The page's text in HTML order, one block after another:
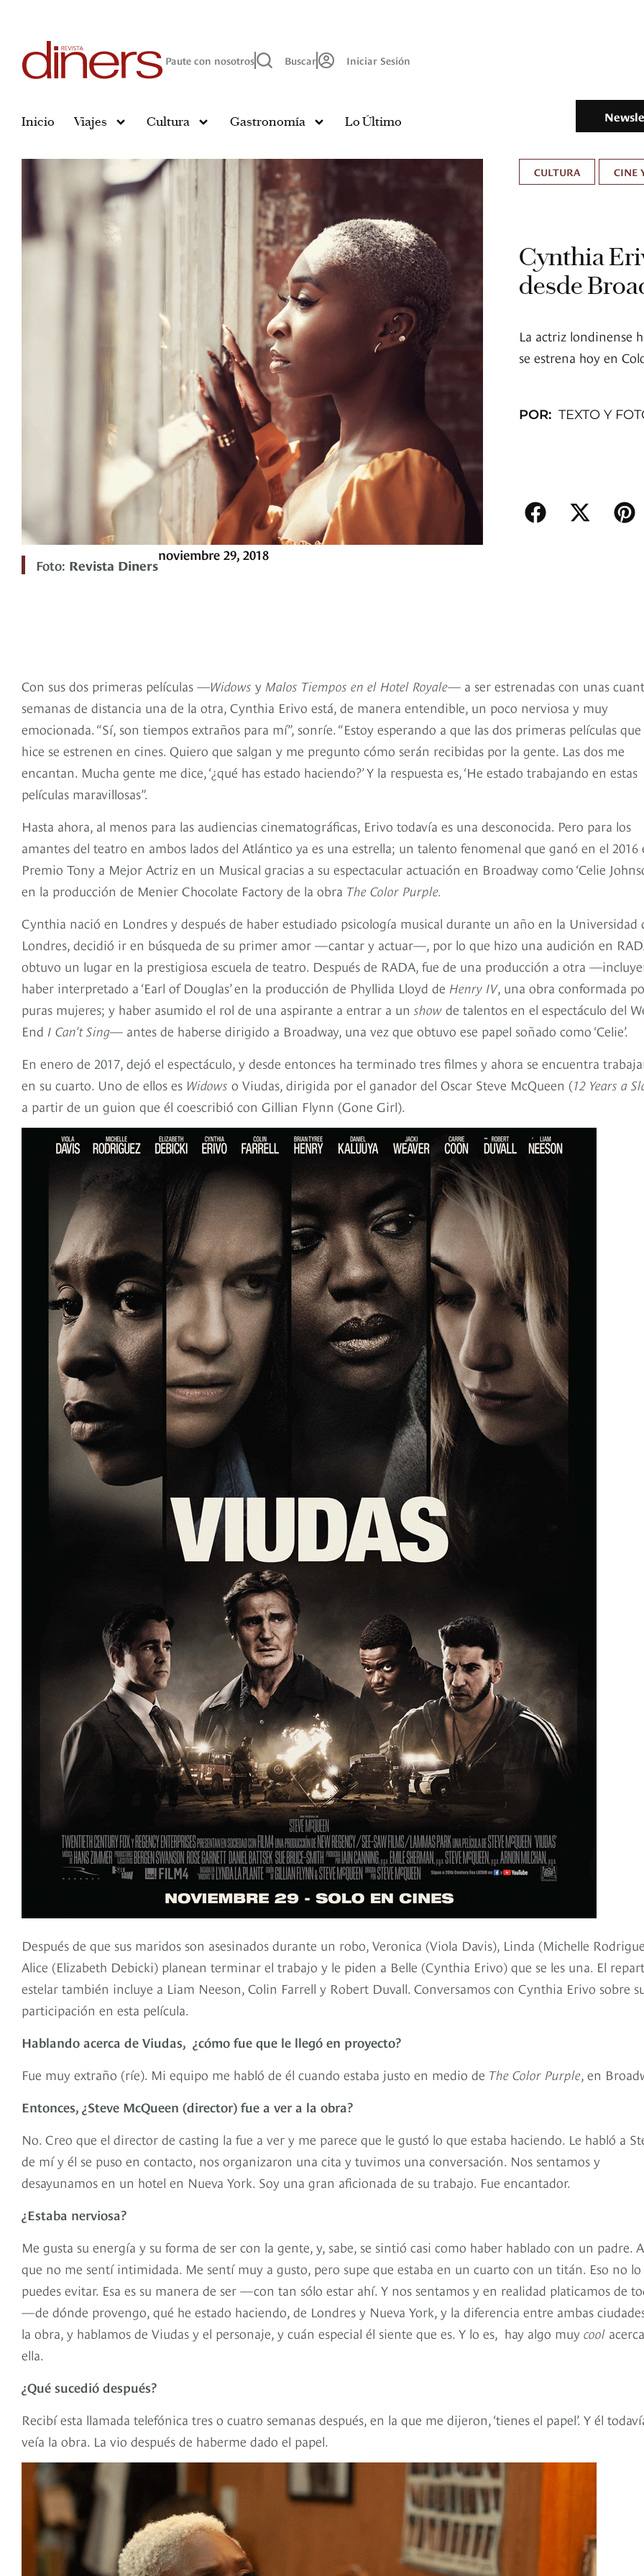
Paute con nosotros Buscar Iniciar Sesión
Inicio Viajes Cultura Gastronomía Lo Último
Foto: Revista Diners
noviembre 29, 2018
CULTURA CINE
Cynthia
desde
La actriz londinense
se estrena hoy en
POR: TEXTO Y
Con sus dos primeras películas —Widows y Malos Tiempos en el Hotel Royale— a ser estrenadas con unas
semanas de distancia una de la otra, Cynthia Erivo está, de manera entendible, un poco nerviosa y muy
emocionada. “Sí, son tiempos extraños para mí”, sonríe. “Estoy esperando a que las dos primeras películas que
hice se estrenen en cines. Quiero que salgan y me pregunto cómo serán recibidas por la gente. Las dos me
encantan. Mucha gente me dice, ‘¿qué has estado haciendo?’ Y la respuesta es, ‘He estado trabajando en estas
películas maravillosas”.
Hasta ahora, al menos para las audiencias cinematográficas, Erivo todavía es una desconocida. Pero para los
amantes del teatro en ambos lados del Atlántico ya es una estrella; un talento fenomenal que ganó en el 2016
Premio Tony a Mejor Actriz en un Musical gracias a su espectacular actuación en Broadway como ‘Celie
en la producción de Menier Chocolate Factory de la obra The Color Purple.
Cynthia nació en Londres y después de haber estudiado psicología musical durante un año en la Universidad
Londres, decidió ir en búsqueda de su primer amor —cantar y actuar—, por lo que hizo una audición en
obtuvo un lugar en la prestigiosa escuela de teatro. Después de RADA, fue de una producción a otra
haber interpretado a ‘Earl of Douglas’ en la producción de Phyllida Lloyd de Henry IV, una obra conformada
puras mujeres; y haber asumido el rol de una aspirante a entrar a un show de talentos en el espectáculo del
End I Can’t Sing— antes de haberse dirigido a Broadway, una vez que obtuvo ese papel soñado como ‘Celie’.
En enero de 2017, dejó el espectáculo, y desde entonces ha terminado tres filmes y ahora se encuentra
en su cuarto. Uno de ellos es Widows o Viudas, dirigida por el ganador del Oscar Steve McQueen (12 Years a
a partir de un guion que él coescribió con Gillian Flynn (Gone Girl).
Después de que sus maridos son asesinados durante un robo, Veronica (Viola Davis), Linda (Michelle
Alice (Elizabeth Debicki) planean terminar el trabajo y le piden a Belle (Cynthia Erivo) que se les una. El
estelar también incluye a Liam Neeson, Colin Farrell y Robert Duvall. Conversamos con Cynthia Erivo sobre
participación en esta película.
Hablando acerca de Viudas, ¿cómo fue que le llegó en proyecto?
Fue muy extraño (ríe). Mi equipo me habló de él cuando estaba justo en medio de The Color Purple, en
Entonces, ¿Steve McQueen (director) fue a ver a la obra?
No. Creo que el director de casting la fue a ver y me parece que le gustó lo que estaba haciendo. Le habló a
de mí y él se puso en contacto, nos organizaron una cita y tuvimos una conversación. Nos sentamos y
desayunamos en un hotel en Nueva York. Soy una gran aficionada de su trabajo. Fue encantador.
¿Estaba nerviosa?
Me gusta su energía y su forma de ser con la gente, y, sabe, se sintió casi como haber hablado con un padre.
que no me sentí intimidada. Me sentí muy a gusto, pero supe que estaba en un cuarto con un titán. Eso no lo
puedes evitar. Esa es su manera de ser —con tan sólo estar ahí. Y nos sentamos y en realidad platicamos de
—de dónde provengo, qué he estado haciendo, de Londres y Nueva York, y la diferencia entre ambas
la obra, y hablamos de Viudas y el personaje, y cuán especial él siente que es. Y lo es, hay algo muy cool
ella.
¿Qué sucedió después?
Recibí esta llamada telefónica tres o cuatro semanas después, en la que me dijeron, ‘tienes el papel’. Y él
veía la obra. La vio después de haberme dado el papel.